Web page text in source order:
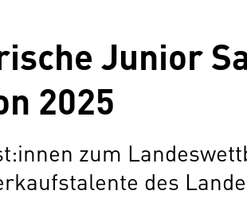
Junior
2025
zum
des